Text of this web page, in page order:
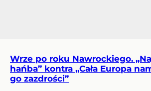
Wrze po roku Nawrockiego.
hańba” kontra „Cała Europa
go zazdrości”